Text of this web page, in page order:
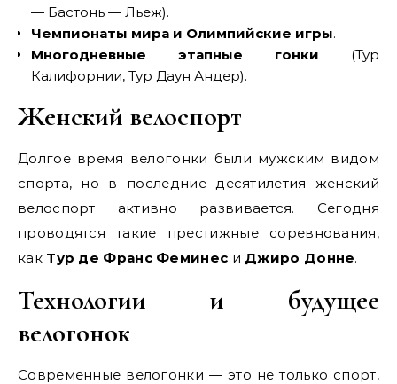
— Бастонь — Льеж).
Чемпионаты мира и Олимпийские игры.
Многодневные этапные гонки (Тур
Калифорнии, Тур Даун Андер).
Женский велоспорт
Долгое время велогонки были мужским видом
спорта, но в последние десятилетия женский
велоспорт активно развивается. Сегодня
проводятся такие престижные соревнования,
как Тур де Франс Феминес и Джиро Донне.
Технологии и будущее
велогонок
Современные велогонки — это не только спорт,